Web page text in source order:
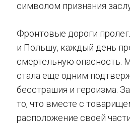
символом признания
Фронтовые дороги
и Польшу, каждый день
смертельную опасность.
стала еще одним
бесстрашия и героизма.
то, что вместе с
расположение своей